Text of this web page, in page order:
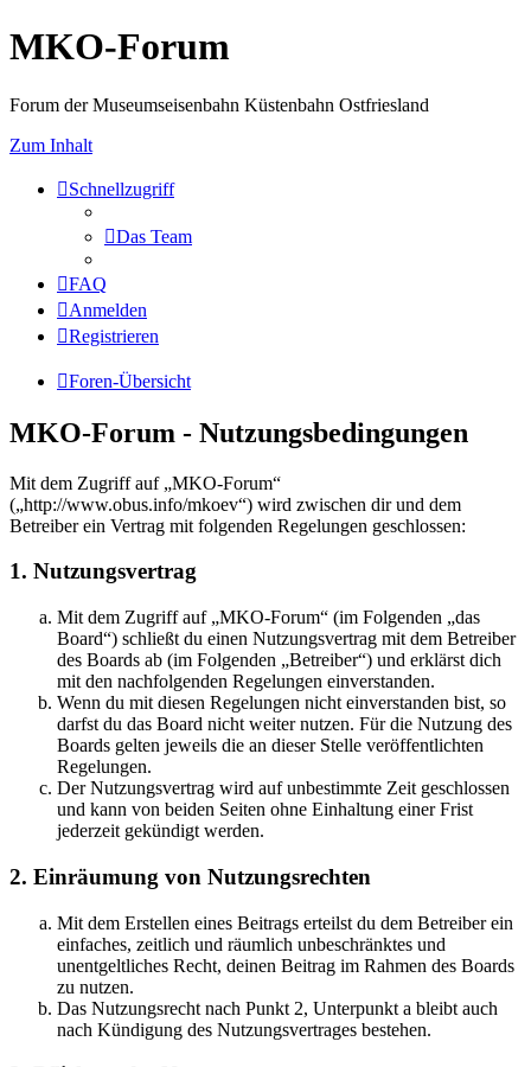
MKO-Forum
Forum der Museumseisenbahn Küstenbahn Ostfriesland
Zum Inhalt
Schnellzugriff
Das Team
FAQ
Anmelden
Registrieren
Foren-Übersicht
MKO-Forum - Nutzungsbedingungen
Mit dem Zugriff auf „MKO-Forum“
(„http://www.obus.info/mkoev“) wird zwischen dir und dem
Betreiber ein Vertrag mit folgenden Regelungen geschlossen:
1. Nutzungsvertrag
Mit dem Zugriff auf „MKO-Forum“ (im Folgenden „das
Board“) schließt du einen Nutzungsvertrag mit dem Betreiber
des Boards ab (im Folgenden „Betreiber“) und erklärst dich
mit den nachfolgenden Regelungen einverstanden.
Wenn du mit diesen Regelungen nicht einverstanden bist, so
darfst du das Board nicht weiter nutzen. Für die Nutzung des
Boards gelten jeweils die an dieser Stelle veröffentlichten
Regelungen.
Der Nutzungsvertrag wird auf unbestimmte Zeit geschlossen
und kann von beiden Seiten ohne Einhaltung einer Frist
jederzeit gekündigt werden.
2. Einräumung von Nutzungsrechten
Mit dem Erstellen eines Beitrags erteilst du dem Betreiber ein
einfaches, zeitlich und räumlich unbeschränktes und
unentgeltliches Recht, deinen Beitrag im Rahmen des Boards
zu nutzen.
Das Nutzungsrecht nach Punkt 2, Unterpunkt a bleibt auch
nach Kündigung des Nutzungsvertrages bestehen.